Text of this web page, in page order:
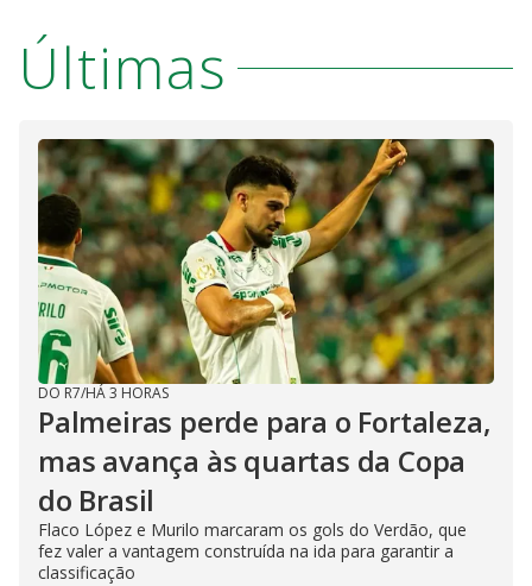
Últimas
DO R7/HÁ 3 HORAS
Palmeiras perde para o Fortaleza,
mas avança às quartas da Copa
do Brasil
Flaco López e Murilo marcaram os gols do Verdão, que
fez valer a vantagem construída na ida para garantir a
classificação